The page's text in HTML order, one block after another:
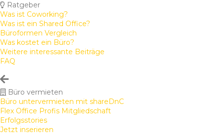
Ratgeber
Was ist Coworking?
Was ist ein Shared Office?
Büroformen Vergleich
Was kostet ein Büro?
Weitere interessante Beiträge
FAQ
Büro vermieten
Büro untervermieten mit shareDnC
Flex Office Profis Mitgliedschaft
Erfolgsstories
Jetzt inserieren